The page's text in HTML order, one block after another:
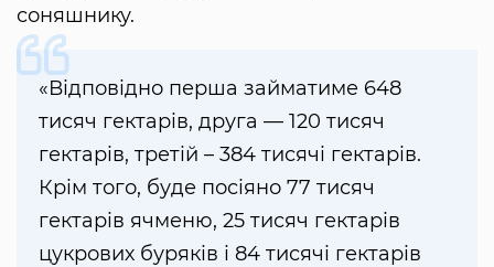
соняшнику.
«Відповідно перша займатиме 648
тисяч гектарів, друга — 120 тисяч
гектарів, третій – 384 тисячі гектарів.
Крім того, буде посіяно 77 тисяч
гектарів ячменю, 25 тисяч гектарів
цукрових буряків і 84 тисячі гектарів